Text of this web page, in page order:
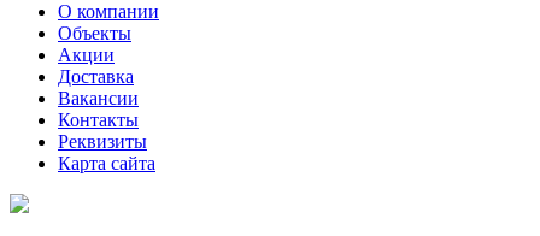
О компании
Объекты
Акции
Доставка
Вакансии
Контакты
Реквизиты
Карта сайта